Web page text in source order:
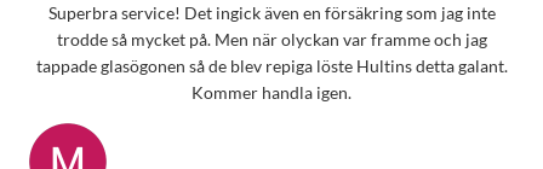
Superbra service! Det ingick även en försäkring som jag inte
trodde så mycket på. Men när olyckan var framme och jag
tappade glasögonen så de blev repiga löste Hultins detta galant.
Kommer handla igen.